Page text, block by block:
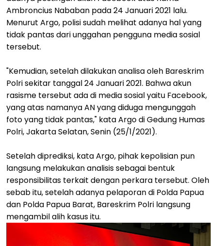
Ambroncius Nababan pada 24 Januari 2021 lalu.
Menurut Argo, polisi sudah melihat adanya hal yang
tidak pantas dari unggahan pengguna media sosial
tersebut.
"Kemudian, setelah dilakukan analisa oleh Bareskrim
Polri sekitar tanggal 24 Januari 2021. Bahwa akun
rasisme tersebut ada di media sosial yaitu Facebook,
yang atas namanya AN yang diduga mengunggah
foto yang tidak pantas," kata Argo di Gedung Humas
Polri, Jakarta Selatan, Senin (25/1/2021).
Setelah diprediksi, kata Argo, pihak kepolisian pun
langsung melakukan analisis sebagai bentuk
responsibilitas terkait dengan perkara tersebut. Oleh
sebab itu, setelah adanya pelaporan di Polda Papua
dan Polda Papua Barat, Bareskrim Polri langsung
mengambil alih kasus itu.